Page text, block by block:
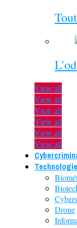
View all
View all
View all
View all
View all
View all
Drone